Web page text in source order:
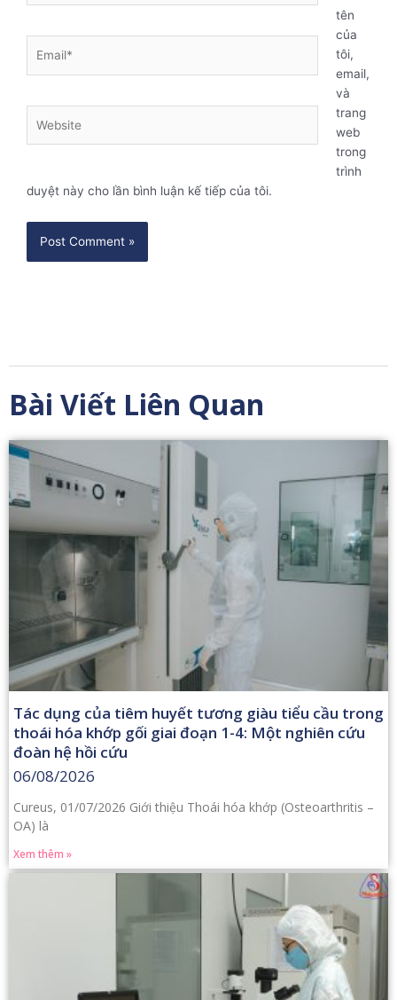
tên
của
tôi,
email,
và
trang
web
trong
trình
duyệt này cho lần bình luận kế tiếp của tôi.
Bài Viết Liên Quan
Tác dụng của tiêm huyết tương giàu tiểu cầu trong
thoái hóa khớp gối giai đoạn 1-4: Một nghiên cứu
đoàn hệ hồi cứu
06/08/2026
Cureus, 01/07/2026 Giới thiệu Thoái hóa khớp (Osteoarthritis –
OA) là
Xem thêm »